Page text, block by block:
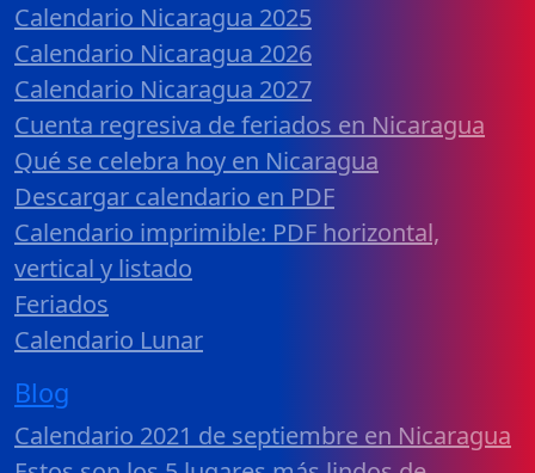
Calendario Nicaragua 2025
Calendario Nicaragua 2026
Calendario Nicaragua 2027
Cuenta regresiva de feriados en Nicaragua
Qué se celebra hoy en Nicaragua
Descargar calendario en PDF
Calendario imprimible: PDF horizontal,
vertical y listado
Feriados
Calendario Lunar
Blog
Calendario 2021 de septiembre en Nicaragua